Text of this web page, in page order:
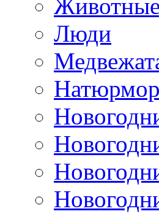
Животные
Люди